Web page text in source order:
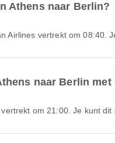
Athens naar Berlin?
Airlines vertrekt om
naar Berlin met
om 21:00. Je kunt